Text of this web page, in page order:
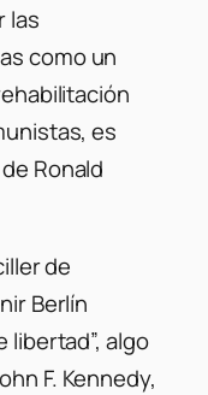
las
como un
es
Ronald
de
Berlín
libertad”, algo
F. Kennedy,